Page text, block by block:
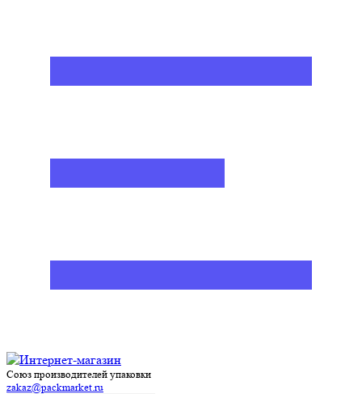
Союз производителей упаковки
zakaz@packmarket.ru